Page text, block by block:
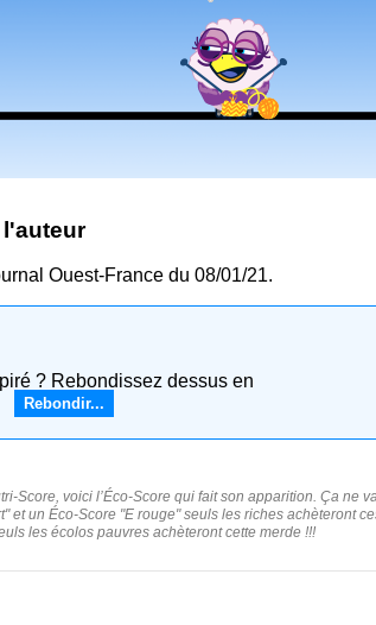
l'auteur
Ouest-France du 08/01/21.
? Rebondissez dessus en
Rebondir...
Score, voici l’Éco-Score qui fait son apparition. Ça ne
et un Éco-Score "E rouge" seuls les riches achèteront
les écolos pauvres achèteront cette merde !!!